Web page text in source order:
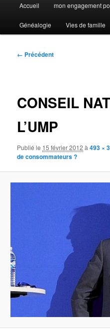
principal
Accueil mon engagement
Généalogie Vies de famille
Navigation
← Précédent
CONSEIL
L’UMP
Publié le 15 février 2012 à493 ×
de consommateurs ?